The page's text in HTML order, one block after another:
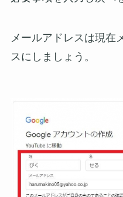
メールアドレスは現在
スにしましょう。